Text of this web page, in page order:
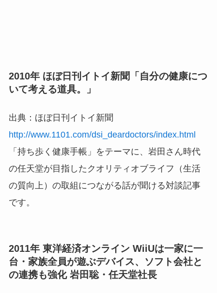
2010年 ほぼ日刊イトイ新聞「自分の健康につ
いて考える道具。」
出典：ほぼ日刊イトイ新聞
http://www.1101.com/dsi_deardoctors/index.html
「持ち歩く健康手帳」をテーマに、岩田さん時代
の任天堂が目指したクオリティオブライフ（生活
の質向上）の取組につながる話が聞ける対談記事
です。
2011年 東洋経済オンライン WiiUは一家に一
台・家族全員が遊ぶデバイス、ソフト会社と
の連携も強化 岩田聡・任天堂社長